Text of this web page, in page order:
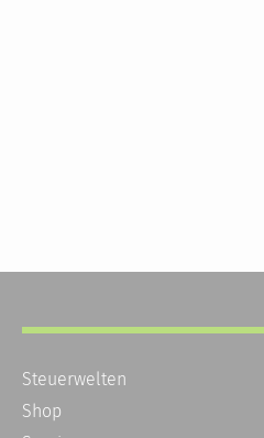
Steuerwelten
Shop